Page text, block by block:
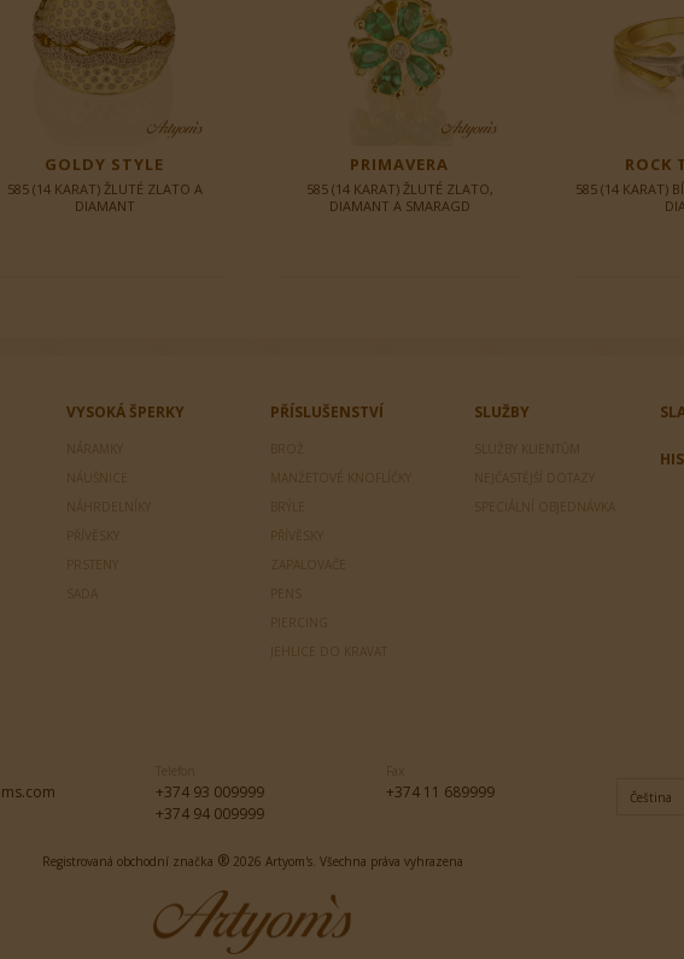
GOLDY STYLE
585 (14 KARAT) ŽLUTÉ ZLATO A
DIAMANT
PRIMAVERA
585 (14 KARAT) ŽLUTÉ ZLATO,
DIAMANT A SMARAGD
ROCK
585 (14 KARAT)
VYSOKÁ ŠPERKY
NÁRAMKY
NÁUŠNICE
NÁHRDELNÍKY
PŘÍVĚSKY
PRSTENY
SADA
PŘÍSLUŠENSTVÍ
BROŽ
MANŽETOVÉ KNOFLÍČKY
BRÝLE
PŘÍVĚSKY
ZAPALOVAČE
PENS
PIERCING
JEHLICE DO KRAVAT
SLUŽBY
SLUŽBY KLIENTŮM
NEJČASTĚJŠÍ DOTAZY
SPECIÁLNÍ OBJEDNÁVKA
+374 93 009999
+374 94 009999
+374 11 689999 Čeština
Registrovaná obchodní značka ®2026 Artyom's. Všechna práva vyhrazena